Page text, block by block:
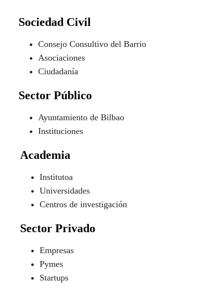
Sociedad Civil
Consejo Consultivo del Barrio
Asociaciones
Ciudadanía
Sector Público
Ayuntamiento de Bilbao
Instituciones
Academia
Institutoa
Universidades
Centros de investigación
Sector Privado
Empresas
Pymes
Startups